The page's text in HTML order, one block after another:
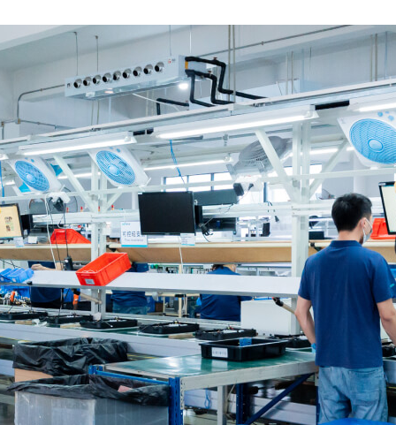
Este es el título